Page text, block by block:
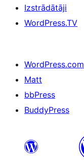
Izstrādātāji
WordPress.TV
WordPress.com
Matt
bbPress
BuddyPress